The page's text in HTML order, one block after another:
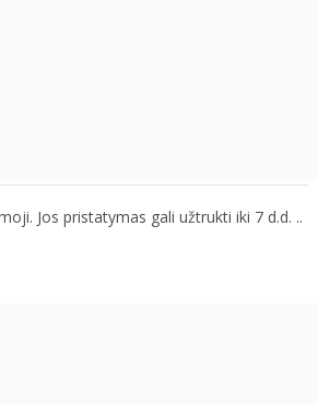
Jos pristatymas gali užtrukti iki 7 d.d. ..